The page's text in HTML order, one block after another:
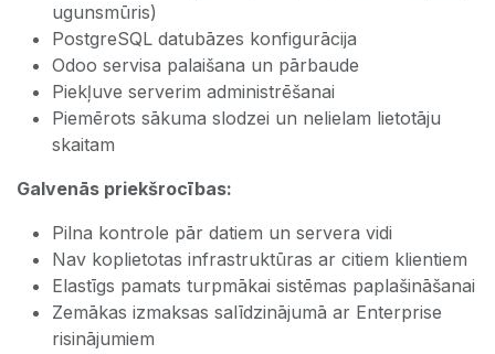
ugunsmūris)
PostgreSQL datubāzes konfigurācija
Odoo servisa palaišana un pārbaude
Piekļuve serverim administrēšanai
Piemērots sākuma slodzei un nelielam lietotāju
skaitam
Galvenās priekšrocības:
Pilna kontrole pār datiem un servera vidi
Nav koplietotas infrastruktūras ar citiem klientiem
Elastīgs pamats turpmākai sistēmas paplašināšanai
Zemākas izmaksas salīdzinājumā ar Enterprise
risinājumiem